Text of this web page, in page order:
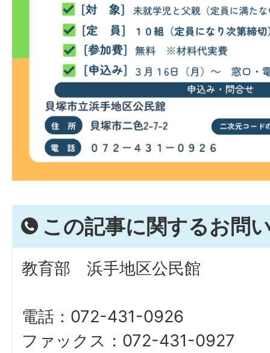
この記事に関するお問
教育部 浜手地区公民館
電話：072-431-0926
ファックス：072-431-0927